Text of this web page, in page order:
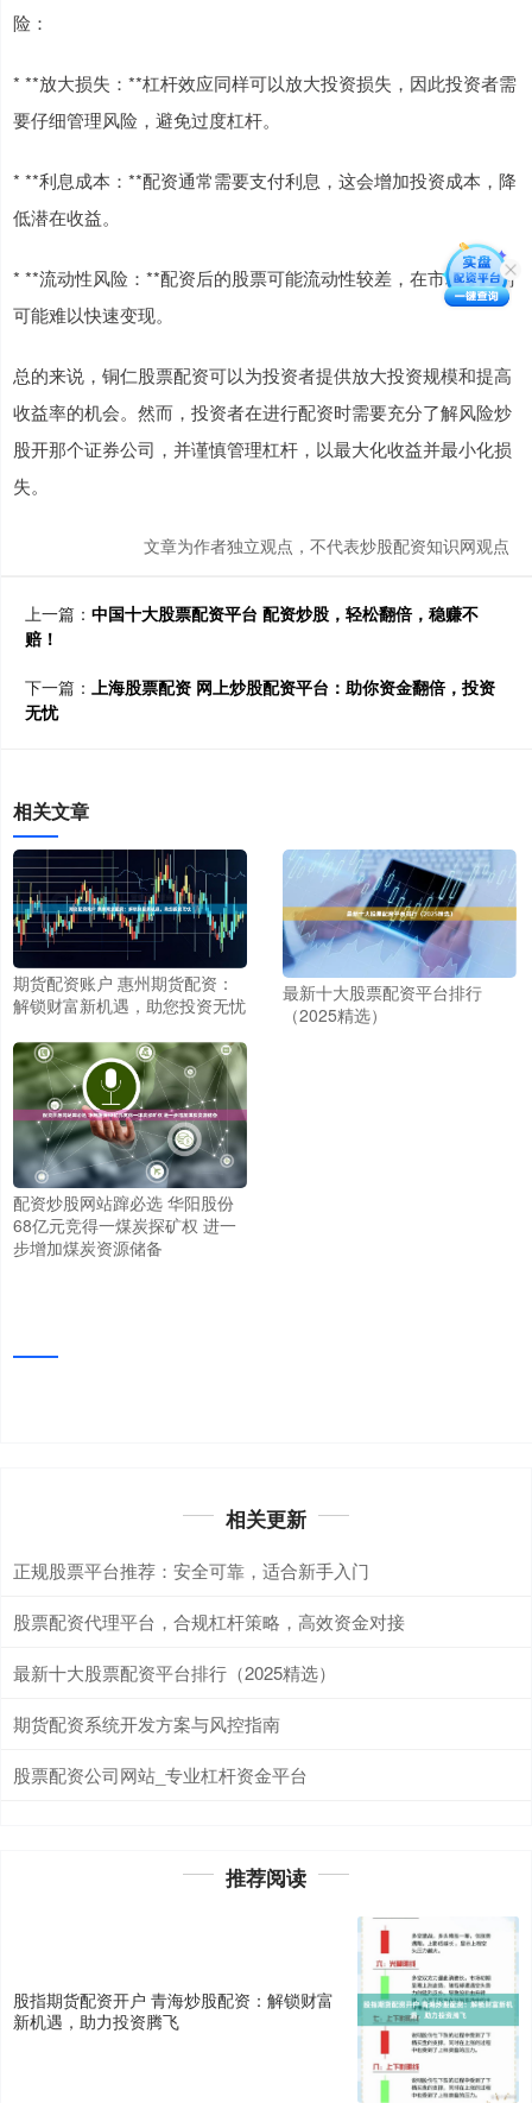
险：
* **放大损失：**杠杆效应同样可以放大投资损失，因此投资者需
要仔细管理风险，避免过度杠杆。
* **利息成本：**配资通常需要支付利息，这会增加投资成本，降
低潜在收益。
* **流动性风险：**配资后的股票可能流动性较差，在市场波动时
可能难以快速变现。
总的来说，铜仁股票配资可以为投资者提供放大投资规模和提高
收益率的机会。然而，投资者在进行配资时需要充分了解风险炒
股开那个证券公司，并谨慎管理杠杆，以最大化收益并最小化损
失。
文章为作者独立观点，不代表炒股配资知识网观点
上一篇： 中国十大股票配资平台 配资炒股，轻松翻倍，稳赚不
赔！
下一篇： 上海股票配资 网上炒股配资平台：助你资金翻倍，投资
无忧
相关文章
期货配资账户 惠州期货配资：
解锁财富新机遇，助您投资无忧
最新十大股票配资平台排行
（2025精选）
配资炒股网站蹿必选 华阳股份
68亿元竞得一煤炭探矿权 进一
步增加煤炭资源储备
相关更新
正规股票平台推荐：安全可靠，适合新手入门
股票配资代理平台，合规杠杆策略，高效资金对接
最新十大股票配资平台排行（2025精选）
期货配资系统开发方案与风控指南
股票配资公司网站_专业杠杆资金平台
推荐阅读
股指期货配资开户 青海炒股配资：解锁财富
新机遇，助力投资腾飞